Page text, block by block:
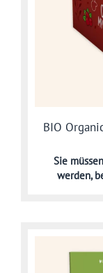
BIO
Sie
werden,